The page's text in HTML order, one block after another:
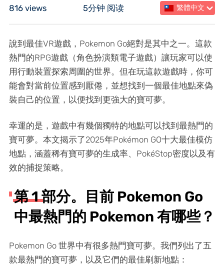
816 views
5分钟 阅读 繁體中文
說到最佳VR遊戲，Pokemon Go絕對是其中之一。這款
熱門的RPG遊戲（角色扮演類電子遊戲）讓玩家可以使
用行動裝置探索周圍的世界。但在玩這款遊戲時，你可
能會對當前位置感到厭倦，並想找到一個最佳地點來偽
裝自己的位置，以便找到更強大的寶可夢。
幸運的是，遊戲中有幾個獨特的地點可以找到最熱門的
寶可夢。本文揭示了2025年Pokémon GO十大最佳模仿
地點，涵蓋稀有寶可夢的生成率、PokéStop密度以及有
效的捕捉策略。
第 1 部分。目前 Pokemon Go
中最熱門的 Pokemon 有哪些？
Pokemon Go 世界中有很多熱門寶可夢。我們列出了五
款最熱門的寶可夢，以及它們的最佳刷新地點：